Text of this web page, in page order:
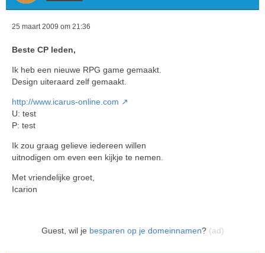
25 maart 2009 om 21:36
Beste CP leden,
Ik heb een nieuwe RPG game gemaakt.
Design uiteraard zelf gemaakt.
http://www.icarus-online.com
U: test
P: test
Ik zou graag gelieve iedereen willen
uitnodigen om even een kijkje te nemen.
Met vriendelijke groet,
Icarion
Guest, wil je besparen op je domeinnamen? (ad)